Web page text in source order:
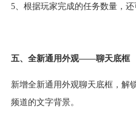
5、根据玩家完成的任务数量，还
五、全新通用外观——聊天底框
新增全新通用外观聊天底框，解
频道的文字背景。